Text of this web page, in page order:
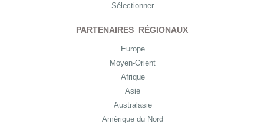
Sélectionner
PARTENAIRES RÉGIONAUX
Europe
Moyen-Orient
Afrique
Asie
Australasie
Amérique du Nord